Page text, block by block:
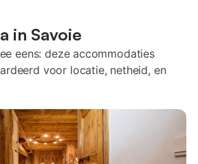
in Savoie
eens: deze accommodaties
voor locatie, netheid, en